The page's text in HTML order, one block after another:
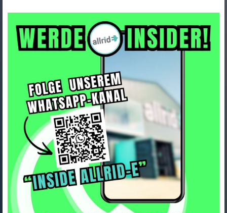
Corratec X-Vert Pro Team
Black, Copper 44cm
Art.Nr. BK31020-44C1B31